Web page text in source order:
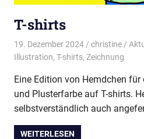
T-shirts
19. Dezember 2024 christine
Illustration, T-shirts, Zeichnung
Eine Edition von Hemdchen
und Plusterfarbe auf T-shirts.
selbstverständlich auch
WEITERLESEN